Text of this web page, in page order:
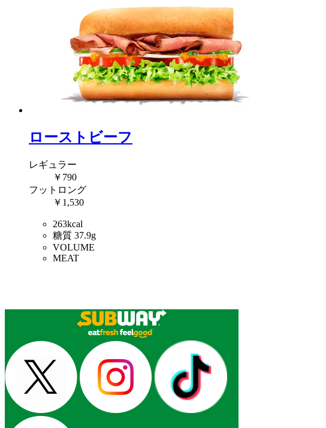
ローストビーフ
レギュラー
￥790
フットロング
￥1,530
263kcal
糖質 37.9g
VOLUME
MEAT